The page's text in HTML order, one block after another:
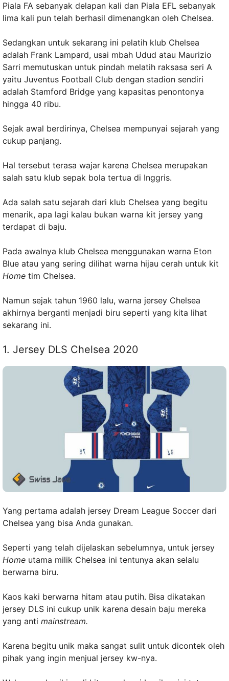
Piala FA sebanyak delapan kali dan Piala EFL sebanyak
lima kali pun telah berhasil dimenangkan oleh Chelsea.
Sedangkan untuk sekarang ini pelatih klub Chelsea
adalah Frank Lampard, usai mbah Udud atau Maurizio
Sarri memutuskan untuk pindah melatih raksasa seri A
yaitu Juventus Football Club dengan stadion sendiri
adalah Stamford Bridge yang kapasitas penontonya
hingga 40 ribu.
Sejak awal berdirinya, Chelsea mempunyai sejarah yang
cukup panjang.
Hal tersebut terasa wajar karena Chelsea merupakan
salah satu klub sepak bola tertua di Inggris.
Ada salah satu sejarah dari klub Chelsea yang begitu
menarik, apa lagi kalau bukan warna kit jersey yang
terdapat di baju.
Pada awalnya klub Chelsea menggunakan warna Eton
Blue atau yang sering dilihat warna hijau cerah untuk kit
Home tim Chelsea.
Namun sejak tahun 1960 lalu, warna jersey Chelsea
akhirnya berganti menjadi biru seperti yang kita lihat
sekarang ini.
1. Jersey DLS Chelsea 2020
Yang pertama adalah jersey Dream League Soccer dari
Chelsea yang bisa Anda gunakan.
Seperti yang telah dijelaskan sebelumnya, untuk jersey
Home utama milik Chelsea ini tentunya akan selalu
berwarna biru.
Kaos kaki berwarna hitam atau putih. Bisa dikatakan
jersey DLS ini cukup unik karena desain baju mereka
yang anti mainstream.
Karena begitu unik maka sangat sulit untuk dicontek oleh
pihak yang ingin menjual jersey kw-nya.